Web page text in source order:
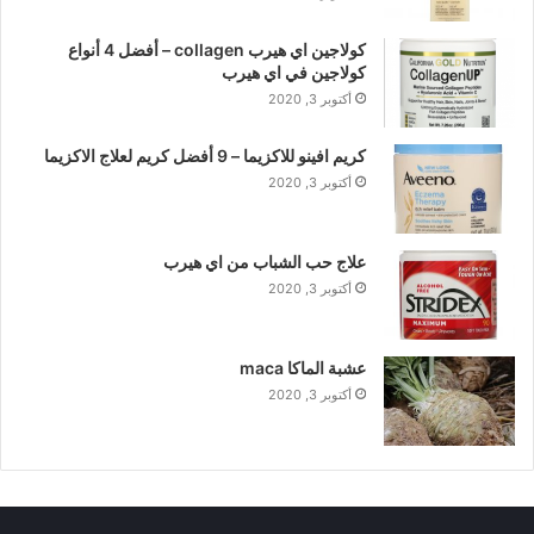
كولاجين اي هيرب collagen – أفضل 4 أنواع
كولاجين في اي هيرب
أكتوبر 3, 2020
كريم افينو للاكزيما – 9 أفضل كريم لعلاج الاكزيما
أكتوبر 3, 2020
علاج حب الشباب من اي هيرب
أكتوبر 3, 2020
عشبة الماكا maca
أكتوبر 3, 2020